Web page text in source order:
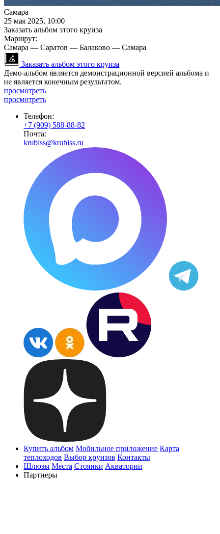
Самара
25 мая 2025, 10:00
Заказать альбом этого круиза
Маршрут:
Самара — Саратов — Балаково — Самара
Заказать альбом этого круиза
Демо-альбом является демонстрационной версией альбома и
не является конечным результатом.
просмотреть
просмотреть
Телефон:
+7 (909) 588-88-82
Почта:
krubiss@krubiss.ru
Купить альбом Мобильное приложение Карта
теплоходов Выбор круизов Контакты
Шлюзы Места Стоянки Акватории
Партнеры